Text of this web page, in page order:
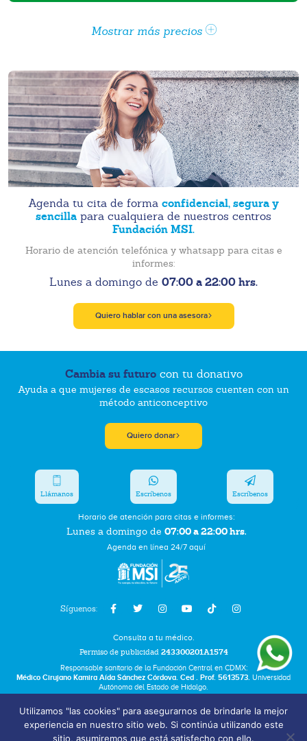
Mostrar más precios
Agenda tu cita de forma confidencial, segura y
sencilla para cualquiera de nuestros centros
Fundación MSI.
Horario de atención telefónica y whatsapp para citas e
informes:
Lunes a domingo de 07:00 a 22:00 hrs.
Quiero hablar con una asesora
Cambia su futurocon tu donativo
Ayuda a que mujeres de escasos recursos cuenten con un
método anticonceptivo
Quiero donar
Síguenos:
Horario de atención para citas e informes:
Lunes a domingo de 07:00 a 22:00 hrs.
Agenda en línea 24/7 aquí
Llámanos Escríbenos Escríbenos
Consulta a tu médico.
Permiso de publicidad 243300201A1574
Responsable sanitario de la Fundación Central en CDMX:
Médico Cirujano Kamira Aída Sánchez Córdova. Ced . Prof. 5613573. Universidad
Autónoma del Estado de Hidalgo.
Términos y Condiciones
Bolsa de Trabajo
Utilizamos "las cookies" para asegurarnos de brindarle la mejor
experiencia en nuestro sitio web. Si continúa utilizando este
sitio, asumiremos que está satisfecho con ello.